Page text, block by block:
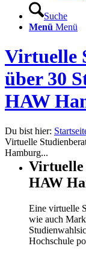
Suche
Menü Menü
Virtuelle
über 30
HAW
Du bist hier:
Virtuelle
Hamburg...
Virtuelle
HAW
Eine virtuelle
wie auch
Hochschule